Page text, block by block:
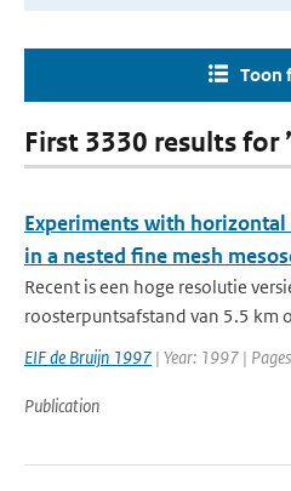
Toon
First 3330 results for
Experiments with
in a nested fine mesh
Recent is een hoge resolutie
roosterpuntsafstand van 5.5 km
EIF de Bruijn 1997 | Year: 1997 |
Publication